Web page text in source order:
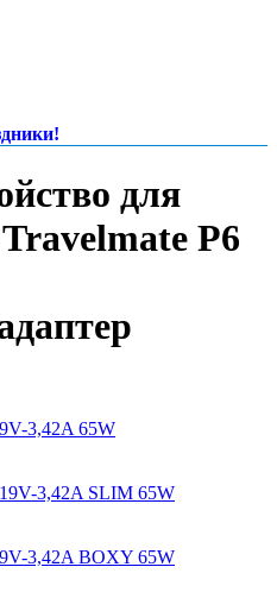
для
P6
3,42A 65W
3,42A SLIM 65W
3,42A BOXY 65W